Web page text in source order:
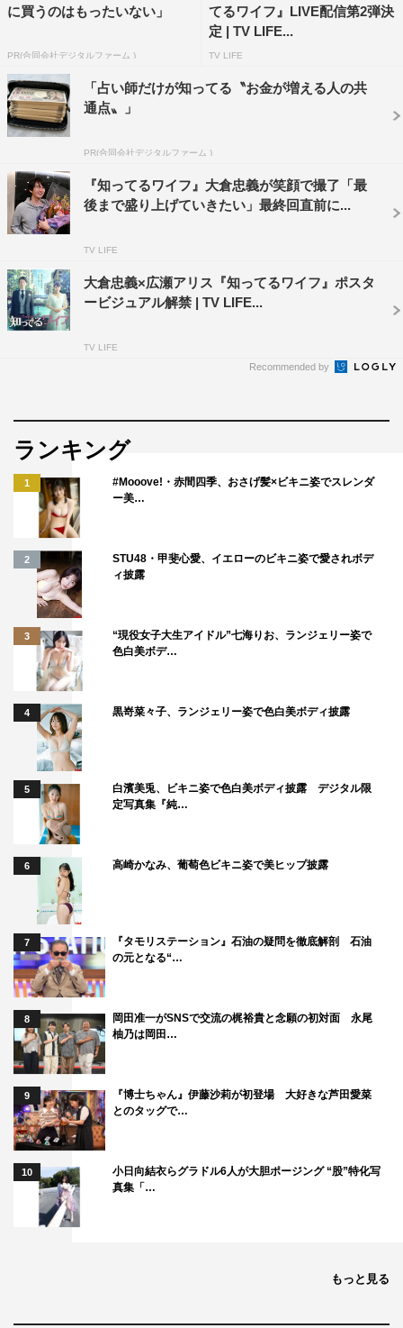
「非常にうれしかったです。台本を最初にいただき、もの
すごく面白くて一ファンになりました！」
◆『知ってるワイフ』をご覧になっていかがでしょうか？
「大倉さん演じる夫・元春の“仕事でうまくいかない時期
に、家くらいは何も考えないでいたい”という気持ちも理
解できるし、広瀬さん演じる奥様・澪の“子供との時間と
家事に追われながら、旦那はちゃんと家庭と向き合ってく
れず、認知症の母を持ち、その上その悩みを打ち明けられ
ずにいる”という苦悩にも寄り添いたくなる。そんな家庭
環境の描写がとてもリアルに描かれていて、引き込まれま
した。えっ、誰が『知ってるワイフ』なの？ 澪？ それ
ともお母さん？ というミステリー部分にもワクワクしま
「花屋でバイトしている青年で、マインドはストリート
系。格好もノリもスケボーで移動するようなところにもキ
ャラクターが表れています。役づくりとしては特にスケボ
ーに力を注ぎました。今までやったことがなくて、初の挑
戦でした。スケボーは彼のアイコンなので、注目していた
だきたいです。彼の恋愛は積極的に攻めるタイプです。突
然現れ、瀧本さん演じる沙也佳さんにアタックしていくの
ですが、演じる上では上原くんの持っている“自信”を大事
にしました。失うものがない彼のアタックには要注意で
す」
◆初共演となる瀧本との撮影について
「普段はとても穏やかな瀧本さんと、“用意スタート”と監
督の合図がかかった瞬間の瀧本さんは全く別人で、プライ
ドが高く近寄り難い沙也佳さんが僕の目の前にいました。
そのおかげで僕も上原くんを“演じよう”とせずに、自然に
上原くんになることができて、リラックスして撮影に挑め
ました。いかにして沙也佳さんの心に近づこうかというこ
とを、上原くんとしてずっと考えていました（笑）」
◆視聴者へのメッセージ
「1話からしっかりとオンエアを拝見していて、いつも面
白く見ているので参加できることをうれしく思います！
この出来上がった世界の中に良いスパイスとして飛び込め
ていたら光栄です。いろんな意味でハラハラドキドキな展
開が待っていますので、6話以降もぜひ楽しみにしていた
だけたらと思います！」
編成企画：狩野雄太（フジテレビ編成部）コメン
ト
「上原もとても大事なキャラクターで、沙也佳を本当の姿
い慧眼を持っていますが、一方で、それが沙也佳をイラつ
に買うのはもったいない」
PR(合同会社デジタルファーム )
てるワイフ』LIVE配信第2弾決
定 | TV LIFE...
TV LIFE
「占い師だけが知ってる〝お金が増える人の共
通点〟」
PR(合同会社デジタルファーム )
『知ってるワイフ』大倉忠義が笑顔で撮了「最
後まで盛り上げていきたい」最終回直前に...
TV LIFE
大倉忠義×広瀬アリス『知ってるワイフ』ポスタ
ービジュアル解禁 | TV LIFE...
TV LIFE
Recommended by
ランキング
1
#Mooove!・赤間四季、おさげ髪×ビキニ姿でスレンダ
ー美…
2
STU48・甲斐心愛、イエローのビキニ姿で愛されボデ
ィ披露
3
“現役女子大生アイドル”七海りお、ランジェリー姿で
色白美ボデ…
4 黒嵜菜々子、ランジェリー姿で色白美ボディ披露
5
白濱美兎、ビキニ姿で色白美ボディ披露 デジタル限
定写真集『純…
6 高崎かなみ、葡萄色ビキニ姿で美ヒップ披露
7
『タモリステーション』石油の疑問を徹底解剖 石油
の元となる“…
8
岡田准一がSNSで交流の梶裕貴と念願の初対面 永尾
柚乃は岡田…
9
『博士ちゃん』伊藤沙莉が初登場 大好きな芦田愛菜
とのタッグで…
10
小日向結衣らグラドル6人が大胆ポージング “股”特化写
真集「…
もっと見る